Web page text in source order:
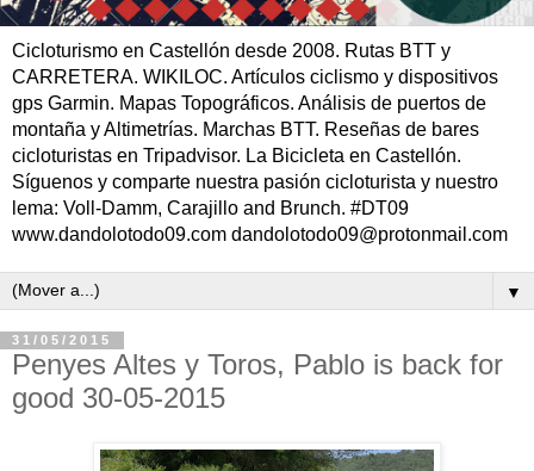
Cicloturismo en Castellón desde 2008. Rutas BTT y
CARRETERA. WIKILOC. Artículos ciclismo y dispositivos
gps Garmin. Mapas Topográficos. Análisis de puertos de
montaña y Altimetrías. Marchas BTT. Reseñas de bares
cicloturistas en Tripadvisor. La Bicicleta en Castellón.
Síguenos y comparte nuestra pasión cicloturista y nuestro
lema: Voll-Damm, Carajillo and Brunch. #DT09
www.dandolotodo09.com dandolotodo09@protonmail.com
▼
31/05/2015
Penyes Altes y Toros, Pablo is back for
good 30-05-2015